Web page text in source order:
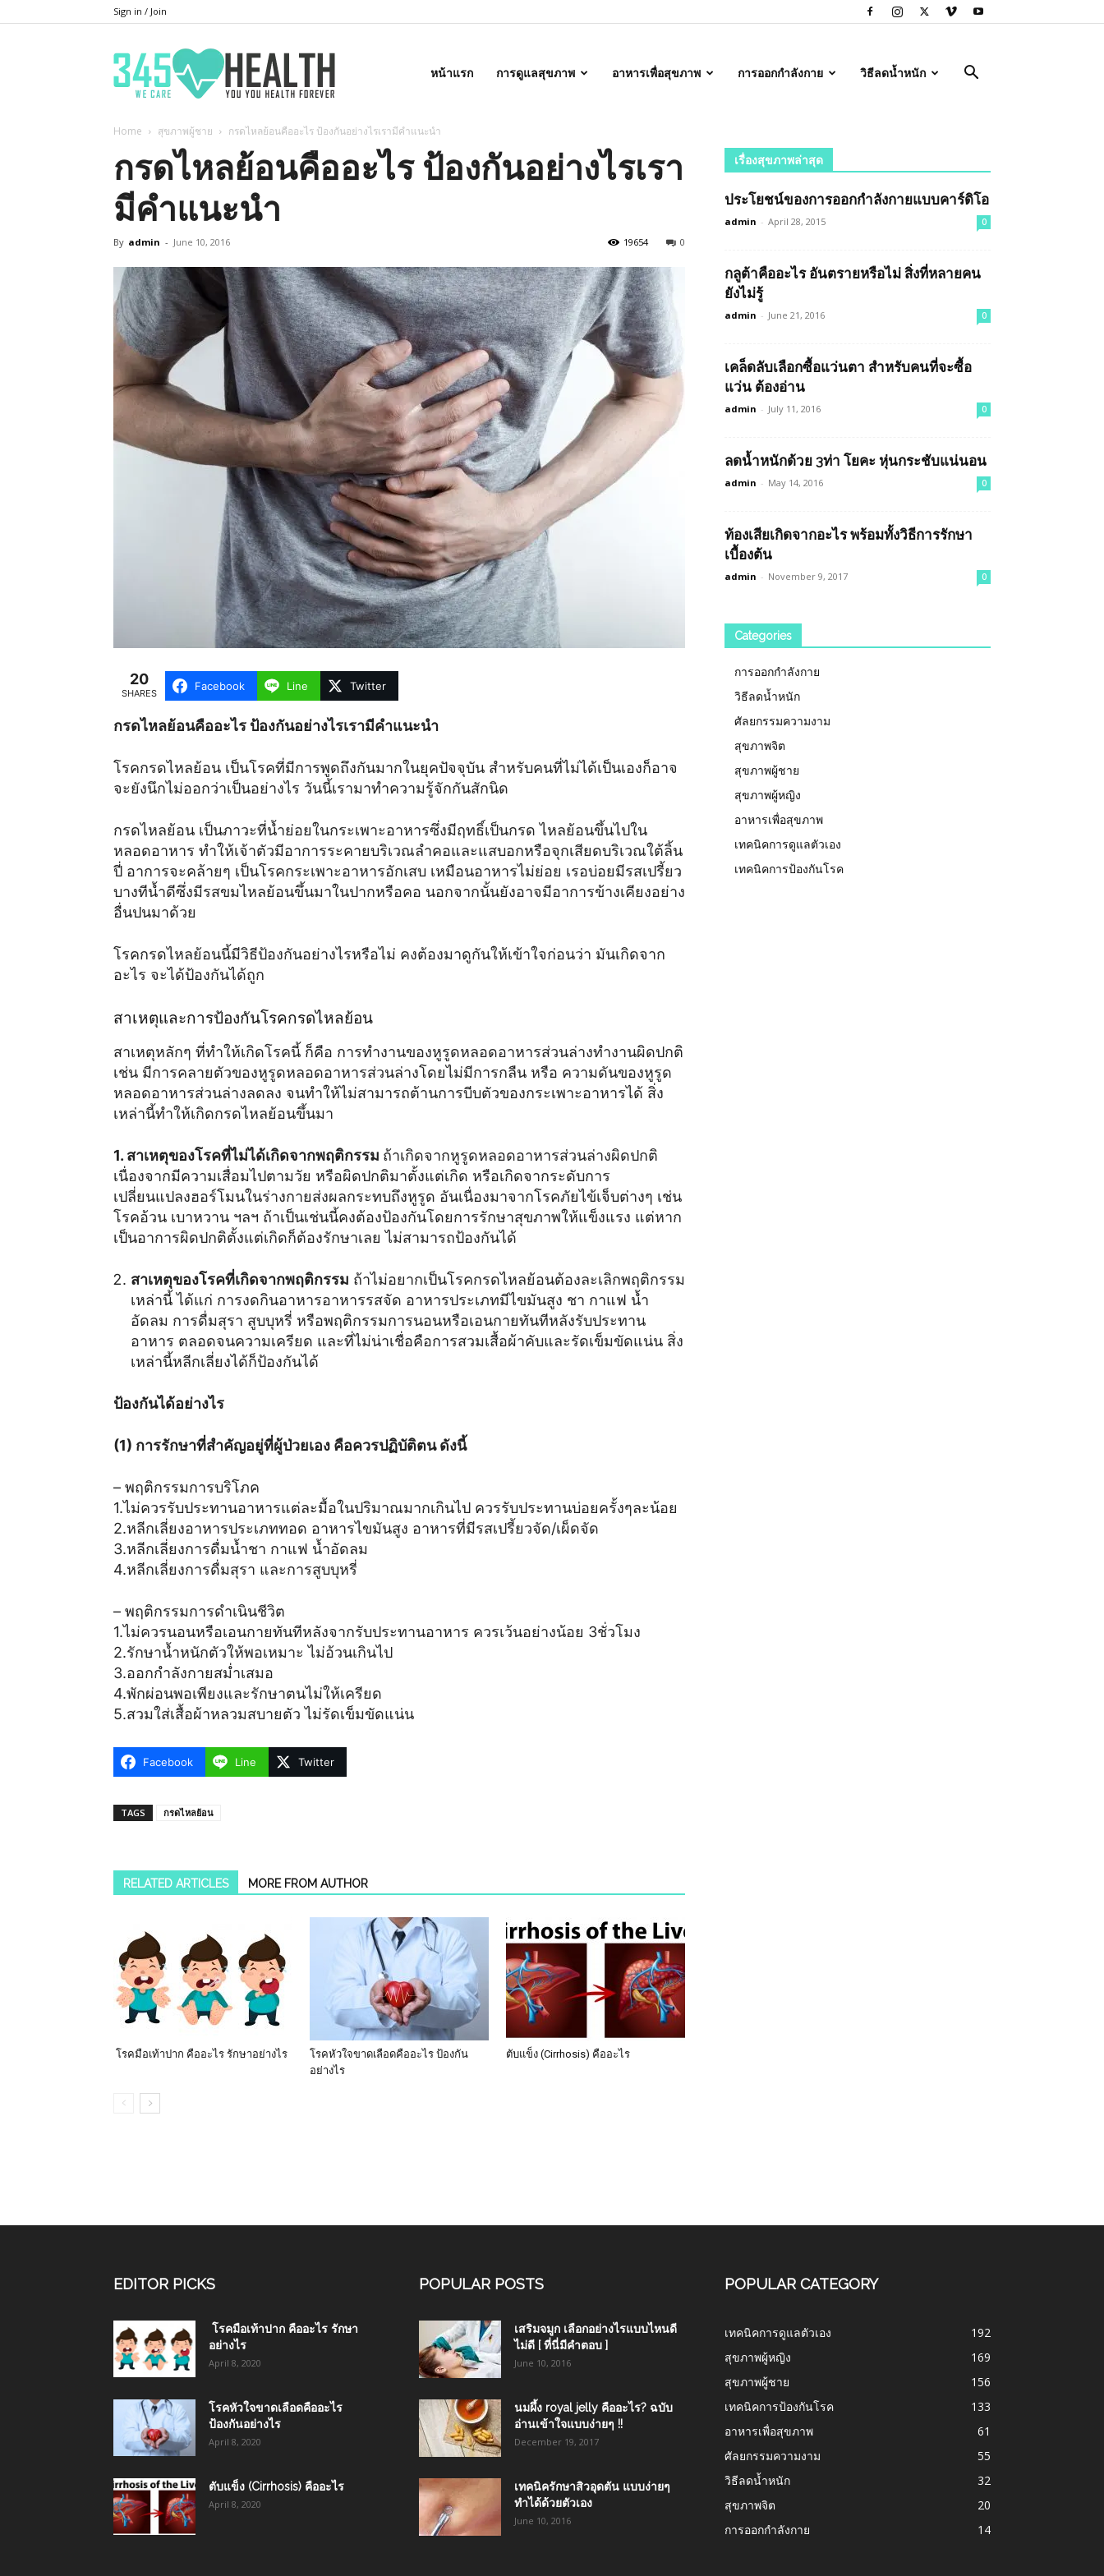
Sign in / Join
หน้าแรก การดูแลสุขภาพ อาหารเพื่อสุขภาพ การออกกำลังกาย วิธีลดน้ำหนัก
Home สุขภาพผู้ชาย กรดไหลย้อนคืออะไร ป้องกันอย่างไรเรามีคำแนะนำ
กรดไหลย้อนคืออะไร ป้องกันอย่างไรเรา
มีคำแนะนำ
By admin - June 10, 2016 0
19654
20
SHARES
Facebook Line Twitter
กรดไหลย้อนคืออะไร ป้องกันอย่างไรเรามีคำแนะนำ
โรคกรดไหลย้อน เป็นโรคที่มีการพูดถึงกันมากในยุคปัจจุบัน สำหรับคนที่ไม่ได้เป็นเองก็อาจ
จะยังนึกไม่ออกว่าเป็นอย่างไร วันนี้เรามาทำความรู้จักกันสักนิด
กรดไหลย้อน เป็นภาวะที่น้ำย่อยในกระเพาะอาหารซึ่งมีฤทธิ์เป็นกรด ไหลย้อนขึ้นไปใน
หลอดอาหาร ทำให้เจ้าตัวมีอาการระคายบริเวณลำคอและแสบอกหรือจุกเสียดบริเวณใต้ลิ้น
ปี่ อาการจะคล้ายๆ เป็นโรคกระเพาะอาหารอักเสบ เหมือนอาหารไม่ย่อย เรอบ่อยมีรสเปรี้ยว
บางทีน้ำดีซึ่งมีรสขมไหลย้อนขึ้นมาในปากหรือคอ นอกจากนั้นยังอาจมีอาการข้างเคียงอย่าง
อื่นปนมาด้วย
โรคกรดไหลย้อนนี้มีวิธีป้องกันอย่างไรหรือไม่ คงต้องมาดูกันให้เข้าใจก่อนว่า มันเกิดจาก
อะไร จะได้ป้องกันได้ถูก
สาเหตุและการป้องกันโรคกรดไหลย้อน
สาเหตุหลักๆ ที่ทำให้เกิดโรคนี้ ก็คือ การทำงานของหูรูดหลอดอาหารส่วนล่างทำงานผิดปกติ
เช่น มีการคลายตัวของหูรูดหลอดอาหารส่วนล่างโดยไม่มีการกลืน หรือ ความดันของหูรูด
หลอดอาหารส่วนล่างลดลง จนทำให้ไม่สามารถต้านการบีบตัวของกระเพาะอาหารได้ สิ่ง
เหล่านี้ทำให้เกิดกรดไหลย้อนขึ้นมา
1. สาเหตุของโรคที่ไม่ได้เกิดจากพฤติกรรม ถ้าเกิดจากหูรูดหลอดอาหารส่วนล่างผิดปกติ
เนื่องจากมีความเสื่อมไปตามวัย หรือผิดปกติมาตั้งแต่เกิด หรือเกิดจากระดับการ
เปลี่ยนแปลงฮอร์โมนในร่างกายส่งผลกระทบถึงหูรูด อันเนื่องมาจากโรคภัยไข้เจ็บต่างๆ เช่น
โรคอ้วน เบาหวาน ฯลฯ ถ้าเป็นเช่นนี้คงต้องป้องกันโดยการรักษาสุขภาพให้แข็งแรง แต่หาก
เป็นอาการผิดปกติตั้งแต่เกิดก็ต้องรักษาเลย ไม่สามารถป้องกันได้
สาเหตุของโรคที่เกิดจากพฤติกรรม ถ้าไม่อยากเป็นโรคกรดไหลย้อนต้องละเลิกพฤติกรรม
เหล่านี้ ได้แก่ การงดกินอาหารอาหารรสจัด อาหารประเภทมีไขมันสูง ชา กาแฟ น้ำ
อัดลม การดื่มสุรา สูบบุหรี่ หรือพฤติกรรมการนอนหรือเอนกายทันทีหลังรับประทาน
อาหาร ตลอดจนความเครียด และที่ไม่น่าเชื่อคือการสวมเสื้อผ้าคับและรัดเข็มขัดแน่น สิ่ง
เหล่านี้หลีกเลี่ยงได้ก็ป้องกันได้
ป้องกันได้อย่างไร
(1) การรักษาที่สำคัญอยู่ที่ผู้ป่วยเอง คือควรปฏิบัติตน ดังนี้
– พฤติกรรมการบริโภค
1.ไม่ควรรับประทานอาหารแต่ละมื้อในปริมาณมากเกินไป ควรรับประทานบ่อยครั้งๆละน้อย
2.หลีกเลี่ยงอาหารประเภททอด อาหารไขมันสูง อาหารที่มีรสเปรี้ยวจัด/เผ็ดจัด
3.หลีกเลี่ยงการดื่มน้ำชา กาแฟ น้ำอัดลม
4.หลีกเลี่ยงการดื่มสุรา และการสูบบุหรี่
– พฤติกรรมการดำเนินชีวิต
1.ไม่ควรนอนหรือเอนกายทันทีหลังจากรับประทานอาหาร ควรเว้นอย่างน้อย 3ชั่วโมง
2.รักษาน้ำหนักตัวให้พอเหมาะ ไม่อ้วนเกินไป
3.ออกกำลังกายสม่ำเสมอ
4.พักผ่อนพอเพียงและรักษาตนไม่ให้เครียด
5.สวมใส่เสื้อผ้าหลวมสบายตัว ไม่รัดเข็มขัดแน่น
Facebook Line Twitter
TAGS กรดไหลย้อน
RELATED ARTICLES MORE FROM AUTHOR
โรคมือเท้าปาก คืออะไร รักษาอย่างไร
โรคหัวใจขาดเลือดคืออะไร ป้องกัน
อย่างไร
ตับแข็ง (Cirrhosis) คืออะไร
เรื่องสุขภาพล่าสุด
ประโยชน์ของการออกกำลังกายแบบคาร์ดิโอ
admin - April 28, 2015 0
กลูต้าคืออะไร อันตรายหรือไม่ สิ่งที่หลายคน
ยังไม่รู้
admin - June 21, 2016 0
เคล็ดลับเลือกซื้อแว่นตา สำหรับคนที่จะซื้อ
แว่น ต้องอ่าน
admin - July 11, 2016 0
ลดน้ำหนักด้วย 3ท่า โยคะ หุ่นกระชับแน่นอน
admin - May 14, 2016 0
ท้องเสียเกิดจากอะไร พร้อมทั้งวิธีการรักษา
เบื้องต้น
admin - November 9, 2017 0
Categories
การออกกำลังกาย
วิธีลดน้ำหนัก
ศัลยกรรมความงาม
สุขภาพจิต
สุขภาพผู้ชาย
สุขภาพผู้หญิง
อาหารเพื่อสุขภาพ
เทคนิคการดูแลตัวเอง
เทคนิคการป้องกันโรค
EDITOR PICKS
โรคมือเท้าปาก คืออะไร รักษา
อย่างไร
April 8, 2020
โรคหัวใจขาดเลือดคืออะไร
ป้องกันอย่างไร
April 8, 2020
ตับแข็ง (Cirrhosis) คืออะไร
April 8, 2020
POPULAR POSTS
เสริมจมูก เลือกอย่างไรแบบไหนดี
ไม่ดี [ ที่นี่มีคำตอบ ]
June 10, 2016
นมผึ้ง royal jelly คืออะไร? ฉบับ
อ่านเข้าใจแบบง่ายๆ !!
December 19, 2017
เทคนิครักษาสิวอุดตัน แบบง่ายๆ
ทำได้ด้วยตัวเอง
June 10, 2016
POPULAR CATEGORY
เทคนิคการดูแลตัวเอง
192
สุขภาพผู้หญิง
169
สุขภาพผู้ชาย
156
เทคนิคการป้องกันโรค
133
อาหารเพื่อสุขภาพ
61
ศัลยกรรมความงาม
55
วิธีลดน้ำหนัก
32
สุขภาพจิต
20
การออกกำลังกาย
14